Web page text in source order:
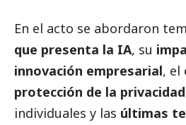
En el acto se abordaron
que presenta la IA, su
innovación empresarial, el
protección de la privacidad
individuales y las últimas